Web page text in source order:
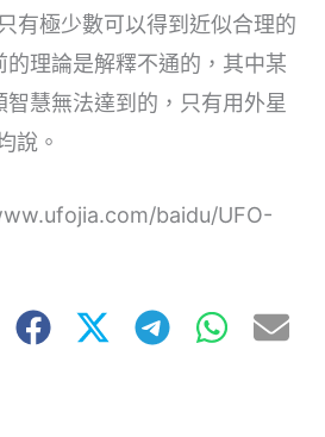
有極少數可以得到近似合理的
理論是解釋不通的，其中某
慧無法達到的，只有用外星
說。
baidu/UFO-